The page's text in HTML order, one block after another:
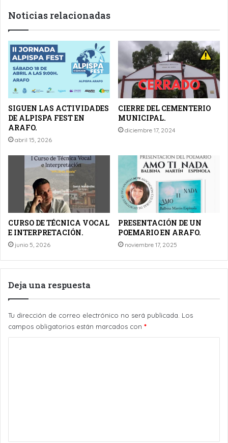
Noticias relacionadas
SIGUEN LAS ACTIVIDADES
DE ALPISPA FEST EN
ARAFO.
abril 15, 2026
CIERRE DEL CEMENTERIO
MUNICIPAL.
diciembre 17, 2024
CURSO DE TÉCNICA VOCAL
E INTERPRETACIÓN.
junio 5, 2026
PRESENTACIÓN DE UN
POEMARIO EN ARAFO.
noviembre 17, 2025
Deja una respuesta
Tu dirección de correo electrónico no será publicada. Los
campos obligatorios están marcados con *